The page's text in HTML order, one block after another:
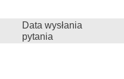
Data wysłania
pytania